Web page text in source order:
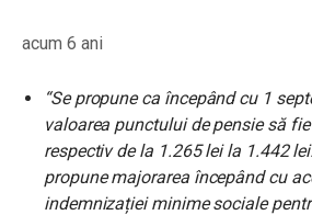
acum 6 ani
“Se propune ca începând cu 1
valoarea punctului de pensie să
respectiv de la 1.265 lei la 1.442
propune majorarea începând cu
indemnizației minime sociale